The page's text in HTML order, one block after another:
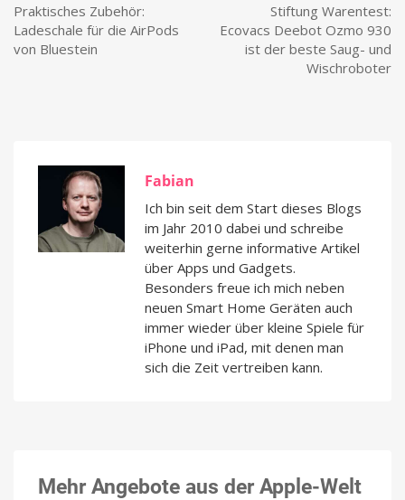
Praktisches Zubehör:
Ladeschale für die AirPods
von Bluestein
Stiftung Warentest:
Ecovacs Deebot Ozmo 930
ist der beste Saug- und
Wischroboter
Fabian
Ich bin seit dem Start dieses Blogs
im Jahr 2010 dabei und schreibe
weiterhin gerne informative Artikel
über Apps und Gadgets.
Besonders freue ich mich neben
neuen Smart Home Geräten auch
immer wieder über kleine Spiele für
iPhone und iPad, mit denen man
sich die Zeit vertreiben kann.
Mehr Angebote aus der Apple-Welt